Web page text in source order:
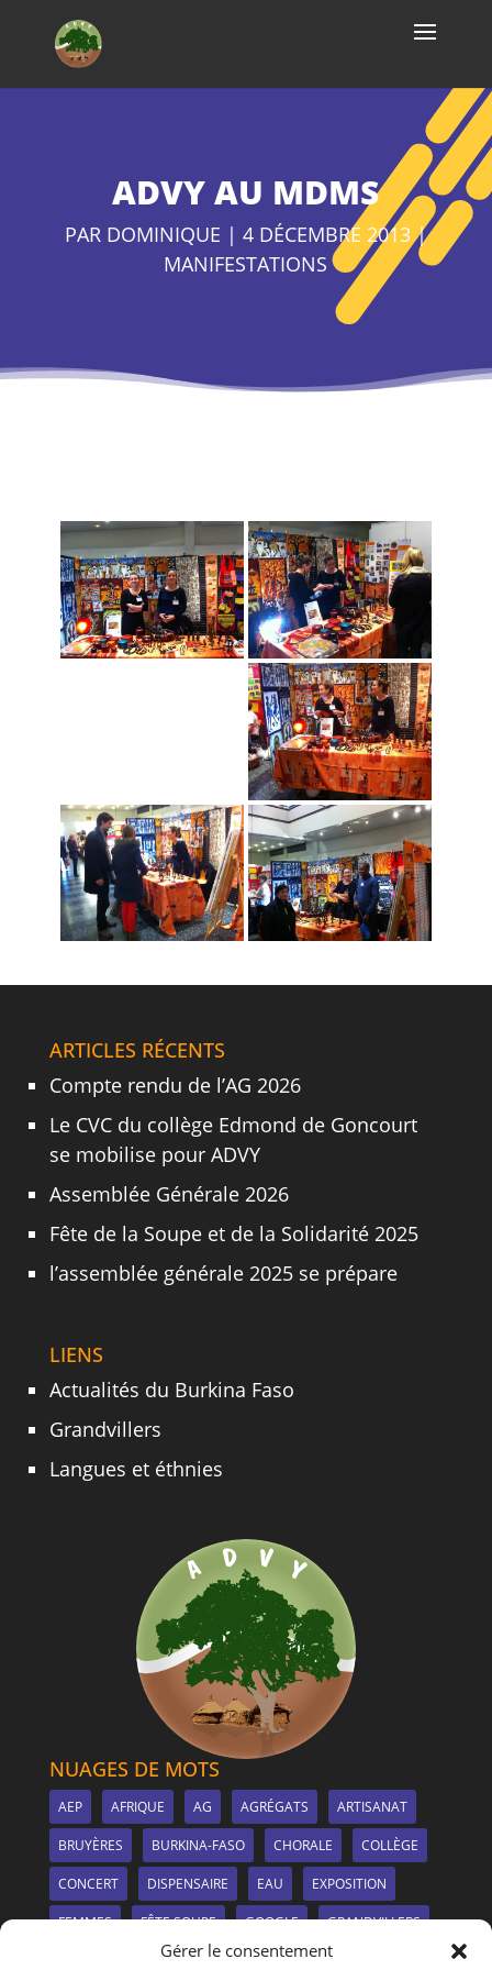
Gérer le consentement
ADVY AU MDMS
PAR DOMINIQUE | 4 DÉCEMBRE 2013|
MANIFESTATIONS
ARTICLES RÉCENTS
Compte rendu de l’AG 2026
Le CVC du collège Edmond de Goncourt
se mobilise pour ADVY
Assemblée Générale 2026
Fête de la Soupe et de la Solidarité 2025
l’assemblée générale 2025 se prépare
LIENS
Actualités du Burkina Faso
Grandvillers
Langues et éthnies
NUAGES DE MOTS
AEP AFRIQUE AG AGRÉGATS ARTISANAT
BRUYÈRES BURKINA-FASO CHORALE COLLÈGE
CONCERT DISPENSAIRE EAU EXPOSITION
FEMMES FÊTE SOUPE GOOGLE GRANDVILLERS
LE SITE LIONS CLUB